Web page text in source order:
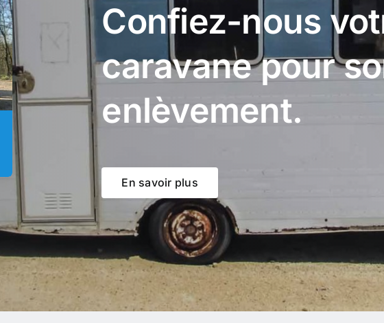
Confiez-nous
caravane pour
enlèvement.
En savoir plus